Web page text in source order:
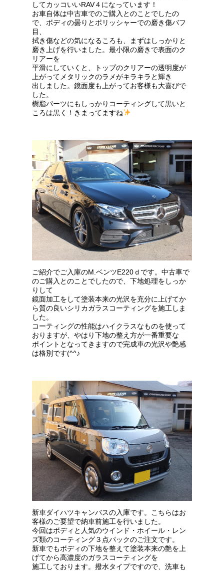
してカッコいいRAV４になっています！
お車自体は中古車でのご購入とのことでしたの
で、ボディの曇りとポリッシャーでの磨き傷バフ
目、
拭き傷などの気になるころも、まずはしっかりと
磨き上げを行いました。最小限の磨きで表面のク
リアーを
平滑にしていくと、トップのクリアーの透明度が
上がってメタリックのラメがキラキラと輝き
出しました。鏡面度も上がってお客様も大喜びで
した。
樹脂パーツにもしっかりコーティングして黒いと
ころは黒く！きまってますね
ご紹介でご入庫のM.ベンツE220ｄです。中古車で
のご購入とのことでしたので、下地処理をしっか
りして
鏡面加工をして塗装本来の光沢を充分に上げてか
ら質の良いシリカガラスコーティングを施工しま
した。
コーティングの性能はハイクラスなものを使って
おりますが、やはり下地の整え方が一番重要な
ポイントとなってきますので完成車の光沢や艶感
は格別です(^^♪
新車ダイハツキャンバスの入庫です。こちらはお
客様のご要望で納車前施工を行いました。
今回はボディと人気のウインド・ホイール・レン
ズ類のコーティング３点パックのご注文です。
新車でもボディの下地を整えて塗装本来の艶を上
げてから高濃度のガラスコーティングを
施工しております。撥水タイプですので、洗車も